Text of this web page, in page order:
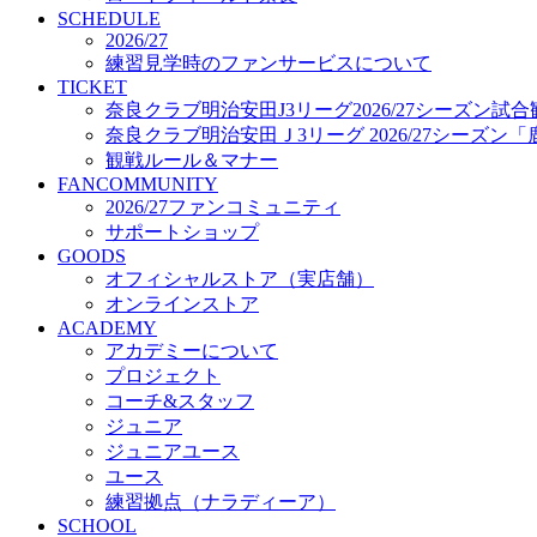
プロジェクト
コーチ&スタッフ
ジュニア
ジュニアユース
ユース
練習拠点（ナラディーア）
SCHOOL
CLUB
2026/27 パートナー企業
パートナー募集
クラブ理念
クラブ情報
サステナビリティ
Web制作支援
応援プロジェクト
SCHEDULE
2026/27
練習見学時のファンサービスについて
TICKET
奈良クラブ明治安田J3リーグ2026/27シーズン試合
奈良クラブ明治安田Ｊ3リーグ 2026/27シーズン「
観戦ルール＆マナー
FANCOMMUNITY
2026/27ファンコミュニティ
サポートショップ
GOODS
オフィシャルストア（実店舗）
オンラインストア
ACADEMY
アカデミーについて
プロジェクト
コーチ&スタッフ
ジュニア
ジュニアユース
ユース
練習拠点（ナラディーア）
SCHOOL